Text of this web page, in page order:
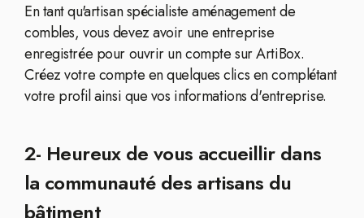
En tant qu'artisan spécialiste aménagement de
combles, vous devez avoir une entreprise
enregistrée pour ouvrir un compte sur ArtiBox.
Créez votre compte en quelques clics en complétant
votre profil ainsi que vos informations d'entreprise.
2- Heureux de vous accueillir dans
la communauté des artisans du
bâtiment